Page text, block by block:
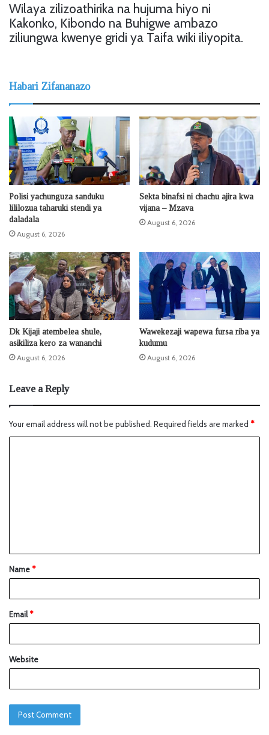
Wilaya zilizoathirika na hujuma hiyo ni
Kakonko, Kibondo na Buhigwe ambazo
ziliungwa kwenye gridi ya Taifa wiki iliyopita.
Habari Zifananazo
Polisi yachunguza sanduku
lililozua taharuki stendi ya
daladala
August 6, 2026
Sekta binafsi ni chachu ajira kwa
vijana – Mzava
August 6, 2026
Dk Kijaji atembelea shule,
asikiliza kero za wananchi
August 6, 2026
Wawekezaji wapewa fursa riba ya
kudumu
August 6, 2026
Leave a Reply
Your email address will not be published. Required fields are marked *
Name*
Email*
Website